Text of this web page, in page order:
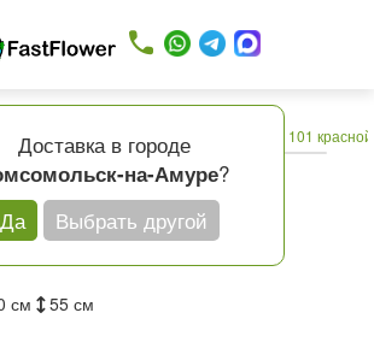
Доставка в городе
на-Амуре?
Да
Выбрать другой
Букет из 101
розы
см 55 см